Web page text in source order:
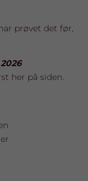
prøvet det før,
her på siden.